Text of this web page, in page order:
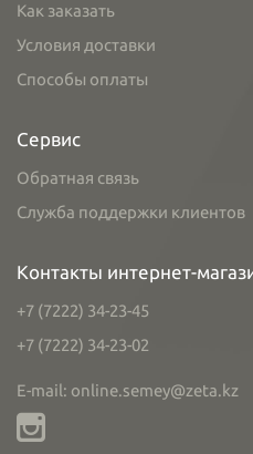
Как заказать
Условия доставки
Способы оплаты
Сервис
Обратная связь
Служба поддержки клиентов
Контакты интернет-
+7 (7222) 34-23-45
+7 (7222) 34-23-02
E-mail: online.semey@zeta.kz